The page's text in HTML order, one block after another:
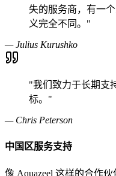
失的服务商，有一
义完全不同。"
— Julius Kurushko
"我们致力于长期支
标。"
— Chris Peterson
中国区服务支持
像 Aquazeel 这样的合作